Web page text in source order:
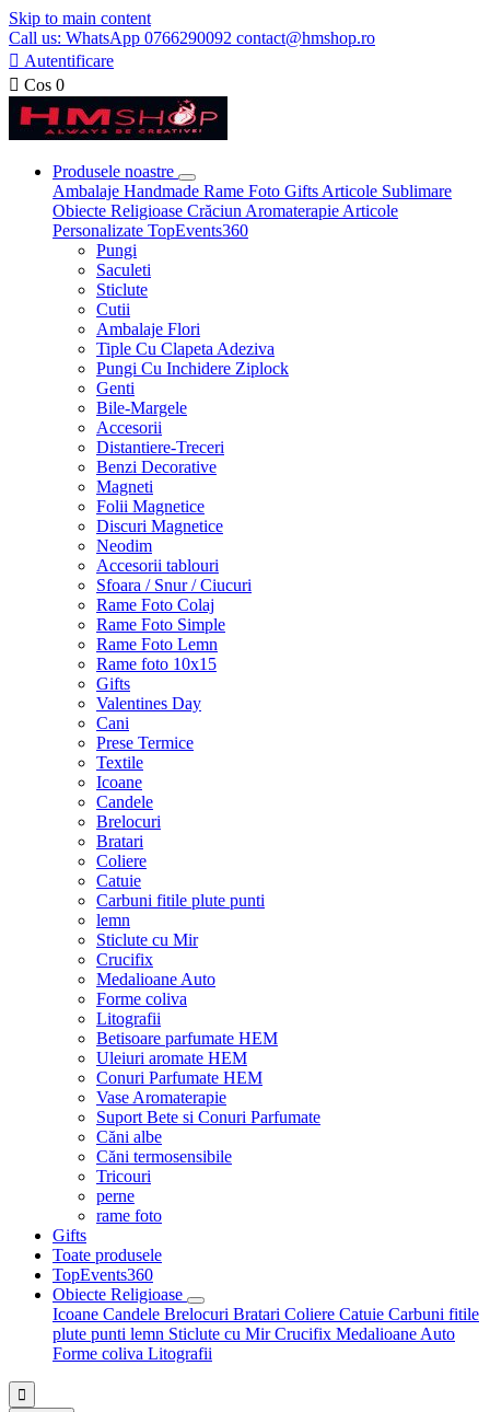
Skip to main content
Call us: WhatsApp 0766290092 contact@hmshop.ro
 Autentificare
 Cos 0
Produsele noastre
Ambalaje Handmade Rame Foto Gifts Articole Sublimare
Obiecte Religioase Crăciun Aromaterapie Articole
Personalizate TopEvents360
Pungi
Saculeti
Sticlute
Cutii
Ambalaje Flori
Tiple Cu Clapeta Adeziva
Pungi Cu Inchidere Ziplock
Genti
Bile-Margele
Accesorii
Distantiere-Treceri
Benzi Decorative
Magneti
Folii Magnetice
Discuri Magnetice
Neodim
Accesorii tablouri
Sfoara / Snur / Ciucuri
Rame Foto Colaj
Rame Foto Simple
Rame Foto Lemn
Rame foto 10x15
Gifts
Valentines Day
Cani
Prese Termice
Textile
Icoane
Candele
Brelocuri
Bratari
Coliere
Catuie
Carbuni fitile plute punti
lemn
Sticlute cu Mir
Crucifix
Medalioane Auto
Forme coliva
Litografii
Betisoare parfumate HEM
Uleiuri aromate HEM
Conuri Parfumate HEM
Vase Aromaterapie
Suport Bete si Conuri Parfumate
Căni albe
Căni termosensibile
Tricouri
perne
rame foto
Gifts
Toate produsele
TopEvents360
Obiecte Religioase
Icoane Candele Brelocuri Bratari Coliere Catuie Carbuni fitile
plute punti lemn Sticlute cu MirCrucifix Medalioane Auto
Forme coliva Litografii
